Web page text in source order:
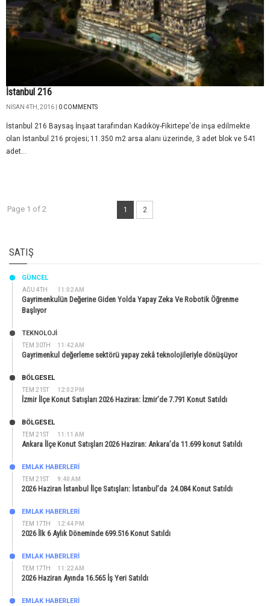
İstanbul 216
NISAN 4TH, 2016 | 0 COMMENTS
İstanbul 216 Baysaş İnşaat tarafından Kadıköy-Fikirtepe'de inşa edilmekte
olan İstanbul 216 projesi; 11.350 m2 arsa alanı üzerinde, 3 adet blok ve 541
adet...
Page 1 of 2 1 2
SATIŞ
AĞU 4TH 11:02 AM
GÜNCEL
Gayrimenkulün Değerine Giden Yolda Yapay Zeka Ve Robotik Öğrenme
Başlıyor
TEM 30TH 11:42 AM
TEKNOLOJİ
Gayrimenkul değerleme sektörü yapay zekâ teknolojileriyle dönüşüyor
TEM 21ST 12:02 PM
BÖLGESEL
İzmir İlçe Konut Satışları 2026 Haziran: İzmir’de 7.791 Konut Satıldı
TEM 21ST 11:11 AM
BÖLGESEL
Ankara İlçe Konut Satışları 2026 Haziran: Ankara’da 11.699 konut Satıldı
TEM 21ST 9:40 AM
EMLAK HABERLERI
2026 Haziran İstanbul İlçe Satışları: İstanbul’da 24.084 Konut Satıldı
TEM 17TH 12:44 PM
EMLAK HABERLERI
2026 İlk 6 Aylık Döneminde 699.516 Konut Satıldı
TEM 17TH 11:22 AM
EMLAK HABERLERI
2026 Haziran Ayında 16.565 İş Yeri Satıldı
EMLAK HABERLERI